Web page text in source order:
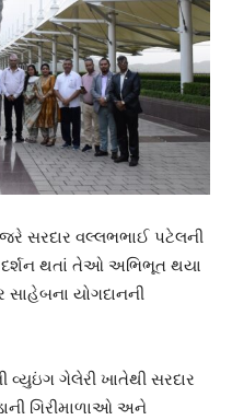
સરદાર વલ્લભભાઈ પટેલની
દર્શન થતાં તેઓ અભિભૂત થયા
યોગદાનની
વ્યુઇંગ ગેલેરી ખાતેથી સરદાર
ગિરીમાળાઓ અને